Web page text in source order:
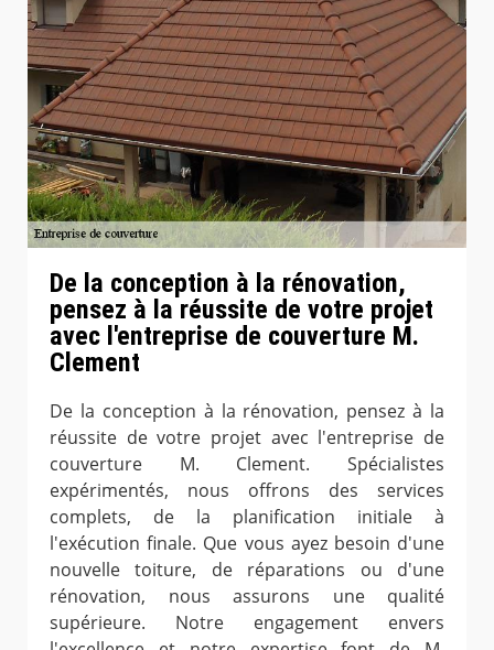
De la conception à la rénovation,
pensez à la réussite de votre projet
avec l'entreprise de couverture M.
Clement
De la conception à la rénovation, pensez à la
réussite de votre projet avec l'entreprise de
couverture M. Clement. Spécialistes
expérimentés, nous offrons des services
complets, de la planification initiale à
l'exécution finale. Que vous ayez besoin d'une
nouvelle toiture, de réparations ou d'une
rénovation, nous assurons une qualité
supérieure. Notre engagement envers